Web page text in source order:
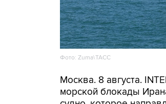
Фото: Zuma\ТАСС
Москва. 8 августа.
морской блокады